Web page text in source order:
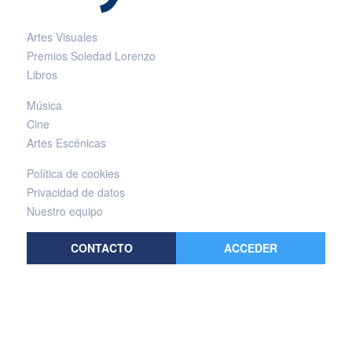
Artes Visuales
Premios Soledad Lorenzo
Libros
Música
Cine
Artes Escénicas
Política de cookies
Privacidad de datos
Nuestro equipo
CONTACTO ACCEDER